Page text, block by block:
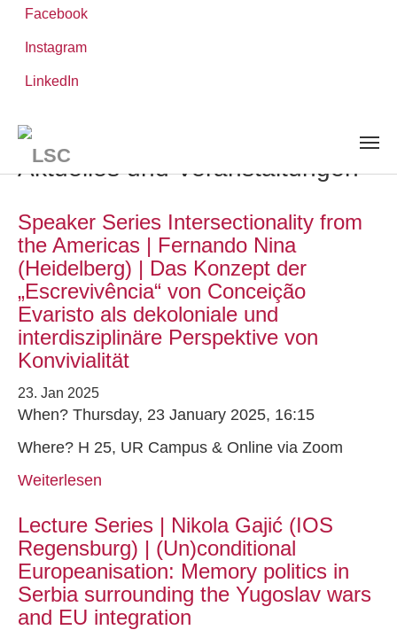
Facebook
Instagram
LinkedIn
Leibniz-WissenschaftsCampus
Aktuelles und Veranstaltungen
Speaker Series Intersectionality from
the Americas | Fernando Nina
(Heidelberg) | Das Konzept der
„Escrevivência“ von Conceição
Evaristo als dekoloniale und
interdisziplinäre Perspektive von
Konvivialität
23. Jan 2025
When? Thursday, 23 January 2025, 16:15
Where? H 25, UR Campus & Online via Zoom
Weiterlesen
Lecture Series | Nikola Gajić (IOS
Regensburg) | (Un)conditional
Europeanisation: Memory politics in
Serbia surrounding the Yugoslav wars
and EU integration